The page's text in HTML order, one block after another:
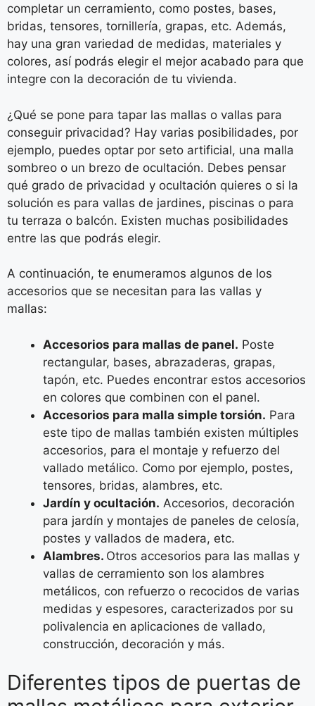
completar un cerramiento, como postes, bases,
bridas, tensores, tornillería, grapas, etc. Además,
hay una gran variedad de medidas, materiales y
colores, así podrás elegir el mejor acabado para que
integre con la decoración de tu vivienda.
¿Qué se pone para tapar las mallas o vallas para
conseguir privacidad? Hay varias posibilidades, por
ejemplo, puedes optar por seto artificial, una malla
sombreo o un brezo de ocultación. Debes pensar
qué grado de privacidad y ocultación quieres o si la
solución es para vallas de jardines, piscinas o para
tu terraza o balcón. Existen muchas posibilidades
entre las que podrás elegir.
A continuación, te enumeramos algunos de los
accesorios que se necesitan para las vallas y
mallas:
Accesorios para mallas de panel. Poste
rectangular, bases, abrazaderas, grapas,
tapón, etc. Puedes encontrar estos accesorios
en colores que combinen con el panel.
Accesorios para malla simple torsión. Para
este tipo de mallas también existen múltiples
accesorios, para el montaje y refuerzo del
vallado metálico. Como por ejemplo, postes,
tensores, bridas, alambres, etc.
Jardín y ocultación. Accesorios, decoración
para jardín y montajes de paneles de celosía,
postes y vallados de madera, etc.
Alambres. Otros accesorios para las mallas y
vallas de cerramiento son los alambres
metálicos, con refuerzo o recocidos de varias
medidas y espesores, caracterizados por su
polivalencia en aplicaciones de vallado,
construcción, decoración y más.
Diferentes tipos de puertas de